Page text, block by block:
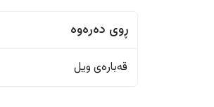
ڕوی دەرەوە
قەبارەی ویل